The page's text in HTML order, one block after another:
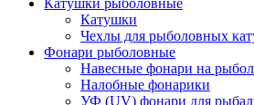
Катушки рыболовные
Катушки
Чехлы для рыболовных
Фонари рыболовные
Навесные фонари на
Налобные фонарики
УФ (UV) фонари для